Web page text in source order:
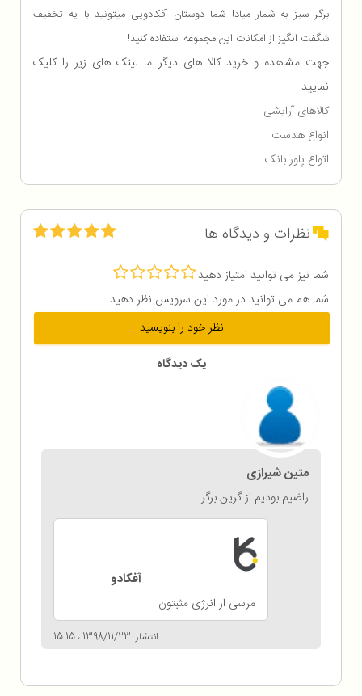
برگر سبز به شمار میاد! شما دوستان آفکادویی میتونید با یه تخفیف
شگفت انگیز از امکانات این مجموعه استفاده کنید!
جهت مشاهده و خرید کالا های دیگر ما لینک های زیر را کلیک
نمایید
کالاهای آرایشی
انواع هدست
اتواع پاور بانک
نظرات و دیدگاه ها
شما نیز می توانید امتیاز دهید
شما هم می توانید در مورد این سرویس نظر دهید
نظر خود را بنویسید
یک دیدگاه
متین شیرازی
انتشار: 1398/11/23 ، 15:15
راضیم بودیم از گرین برگر
آفکادو
مرسی از انرژی مثبتون